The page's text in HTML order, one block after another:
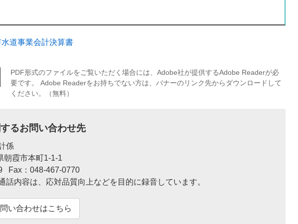
道事業会計決算書
PDF形式のファイルをご覧いただく場合には、Adobe社が提供するAdobe Readerが必
要です。
Adobe Readerをお持ちでない方は、バナーのリンク先からダウンロードして
ください。（無料）
るお問い合わせ先
係
朝霞市本町1-1-1
Fax：048-467-0770
話内容は、応対品質向上などを目的に録音しています。
い合わせはこちら